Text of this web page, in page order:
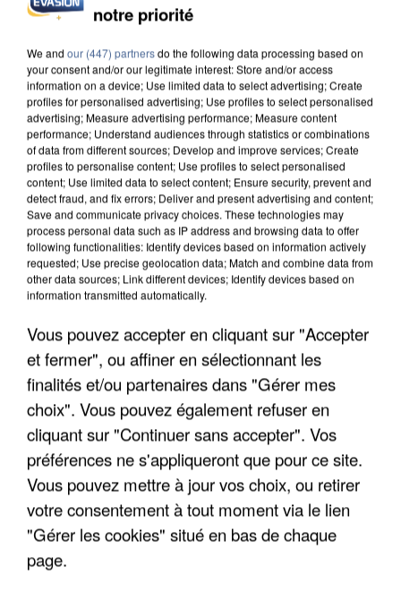
INCENDIES : L’ÎLE-DE-FRANCE LANCE UN ÉLAN
APRÈS TOUTES CES CANICULES, LES REFUGES
DE FAUNE SAUVAGE SONT...
notre priorité
We and our (447) partnersdo the following data processing based on
your consent and/or our legitimate interest: Store and/or access
information on a device; Use limited data to select advertising; Create
profiles for personalised advertising; Use profiles to select personalised
advertising; Measure advertising performance; Measure content
performance; Understand audiences through statistics or combinations
of data from different sources; Develop and improve services; Create
profiles to personalise content; Use profiles to select personalised
content; Use limited data to select content; Ensure security, prevent and
detect fraud, and fix errors; Deliver and present advertising and content;
Save and communicate privacy choices. These technologies may
process personal data such as IP address and browsing data to offer
following functionalities: Identify devices based on information actively
requested; Use precise geolocation data; Match and combine data from
other data sources; Link different devices; Identify devices based on
information transmitted automatically.
Vous pouvez accepter en cliquant sur "Accepter
et fermer", ou affiner en sélectionnant les
finalités et/ou partenaires dans "Gérer mes
choix". Vous pouvez également refuser en
cliquant sur "Continuer sans accepter". Vos
préférences ne s'appliqueront que pour ce site.
Vous pouvez mettre à jour vos choix, ou retirer
votre consentement à tout moment via le lien
"Gérer les cookies" situé en bas de chaque
page.